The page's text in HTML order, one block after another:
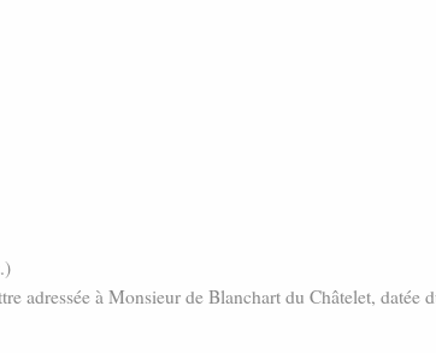
adressée à Monsieur de Blanchart du Châtelet, datée